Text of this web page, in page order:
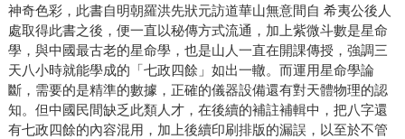
神奇色彩，此書自明朝羅洪先狀元訪道華山無意間自 希夷公後人
處取得此書之後，便一直以秘傳方式流通，加上紫微斗數是星命
學，與中國最古老的星命學，也是山人一直在開課傳授，強調三
天八小時就能學成的「七政四餘」如出一轍。而運用星命學論
斷，需要的是精準的數據，正確的儀器設備還有對天體物理的認
知。但中國民間缺乏此類人才，在後續的補註補輯中，把八字還
有七政四餘的內容混用，加上後續印刷排版的漏誤，以至於不管